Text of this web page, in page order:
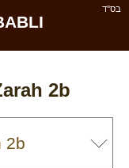
בס''ד
2b